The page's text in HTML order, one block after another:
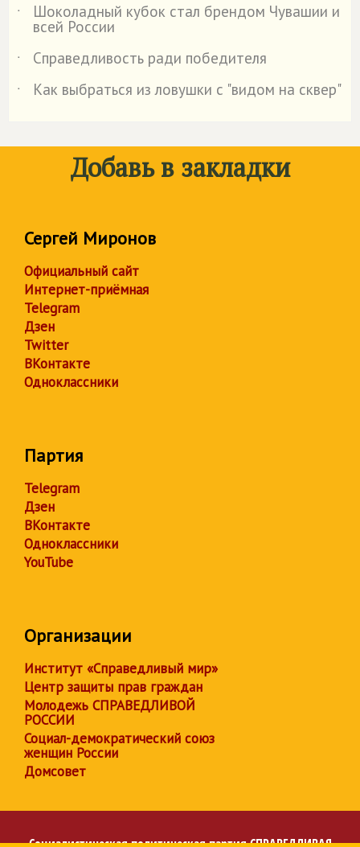
˙
Шоколадный кубок стал брендом Чувашии и
всей России
˙
Справедливость ради победителя
˙
Как выбраться из ловушки с "видом на сквер"
Добавь в закладки
Сергей Миронов
Официальный сайт
Интернет-приёмная
Telegram
Дзен
Twitter
ВКонтакте
Одноклассники
Партия
Telegram
Дзен
ВКонтакте
Одноклассники
YouTube
Организации
Институт «Справедливый мир»
Центр защиты прав граждан
Молодежь СПРАВЕДЛИВОЙ
РОССИИ
Социал-демократический союз
женщин России
Домсовет